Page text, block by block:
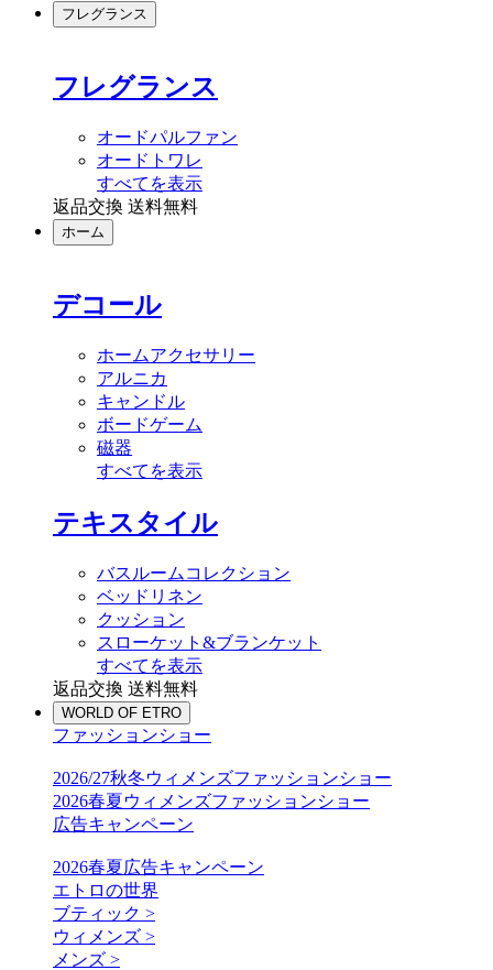
フレグランス
フレグランス
オードパルファン
オードトワレ
すべてを表示
返品交換 送料無料
ホーム
デコール
ホームアクセサリー
アルニカ
キャンドル
ボードゲーム
磁器
すべてを表示
テキスタイル
バスルームコレクション
ベッドリネン
クッション
スローケット&ブランケット
すべてを表示
返品交換 送料無料
WORLD OF ETRO
ファッションショー
2026/27秋冬ウィメンズファッションショー
2026春夏ウィメンズファッションショー
広告キャンペーン
2026春夏広告キャンペーン
エトロの世界
ブティック >
ウィメンズ >
メンズ >